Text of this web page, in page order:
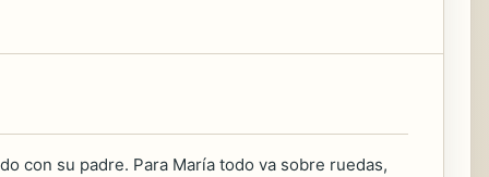
con su padre. Para María todo va sobre ruedas,